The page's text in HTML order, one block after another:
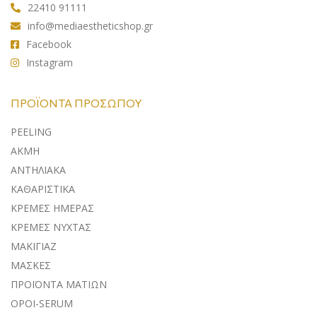
22410 91111
info@mediaestheticshop.gr
Facebook
Instagram
ΠΡΟΪΌΝΤΑ ΠΡΟΣΏΠΟΥ
PEELING
ΑΚΜΗ
ΑΝΤΗΛΙΑΚA
ΚΑΘΑΡΙΣΤΙΚΑ
ΚΡΕΜΕΣ ΗΜΕΡΑΣ
ΚΡΕΜΕΣ ΝΥΧΤΑΣ
ΜΑΚΙΓΙΑΖ
ΜΑΣΚΕΣ
ΠΡΟΪΟΝΤΑ ΜΑΤΙΩΝ
ΟΡΟΙ-SERUM